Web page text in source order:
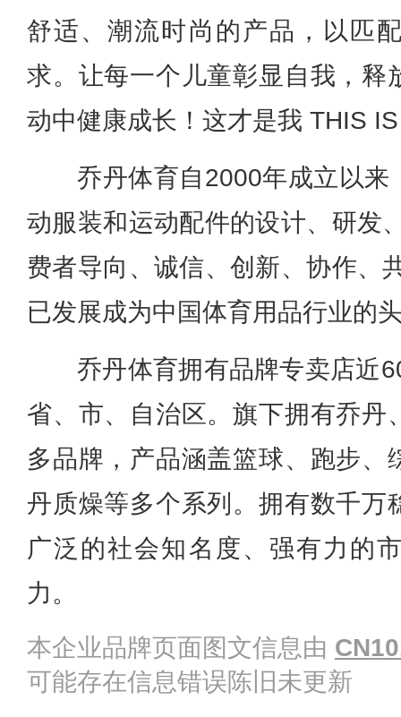
舒适、潮流时尚的产品，以匹
求。让每一个儿童彰显自我，释
动中健康成长！这才是我 THIS
乔丹体育自2000年成立以来
动服装和运动配件的设计、研发
费者导向、诚信、创新、协作、
已发展成为中国体育用品行业的
乔丹体育拥有品牌专卖店近
省、市、自治区。旗下拥有乔丹
多品牌，产品涵盖篮球、跑步、
丹质燥等多个系列。拥有数千万
广泛的社会知名度、强有力的
力。
本企业品牌页面图文信息由
可能存在信息错误陈旧未更新